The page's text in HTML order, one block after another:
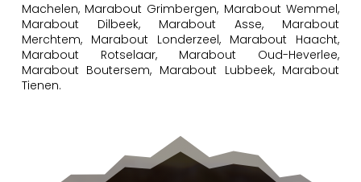
Machelen, Marabout Grimbergen, Marabout Wemmel,
Marabout Dilbeek, Marabout Asse, Marabout
Merchtem, Marabout Londerzeel, Marabout Haacht,
Marabout Rotselaar, Marabout Oud-Heverlee,
Marabout Boutersem, Marabout Lubbeek, Marabout
Tienen.